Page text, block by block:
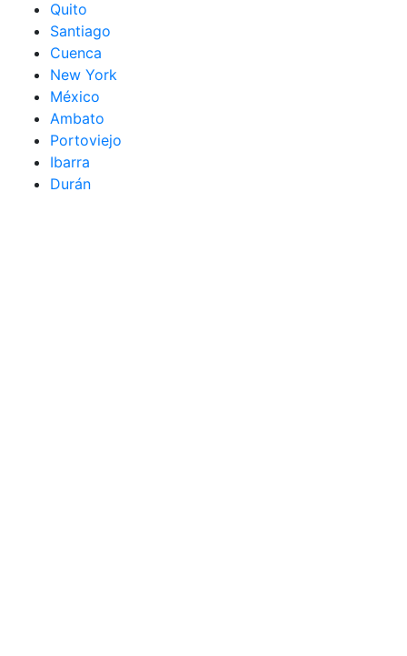
Quito
Santiago
Cuenca
New York
México
Ambato
Portoviejo
Ibarra
Durán